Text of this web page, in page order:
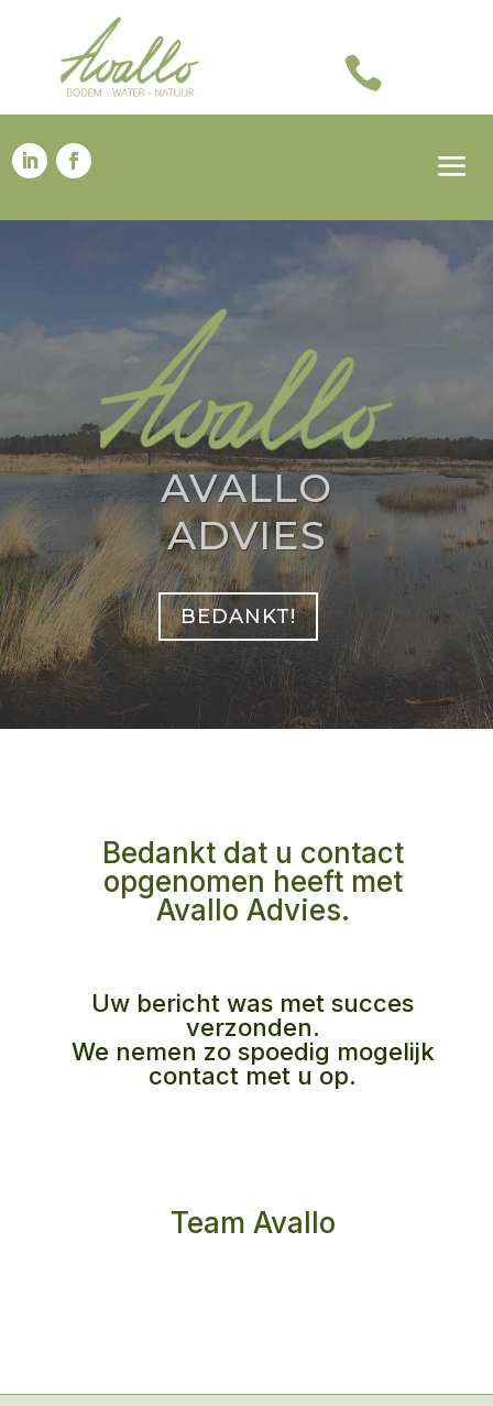

AVALLO
ADVIES
BEDANKT!
Bedankt dat u contact
opgenomen heeft met
Avallo Advies.
Uw bericht was met succes
verzonden.
We nemen zo spoedig mogelijk
contact met u op.
Team Avallo